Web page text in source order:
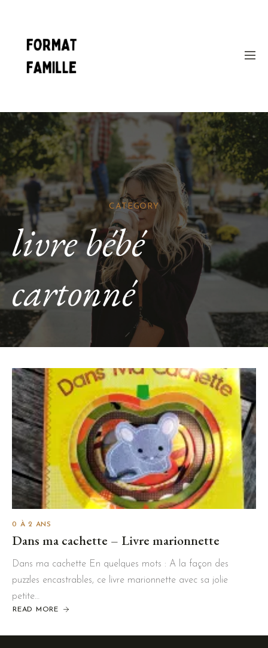
CATEGORY
livre bébé
cartonné
0 À 2 ANS
Dans ma cachette – Livre marionnette
Dans ma cachette En quelques mots : A la façon des
puzzles encastrables, ce livre marionnette avec sa jolie
petite…
READ MORE